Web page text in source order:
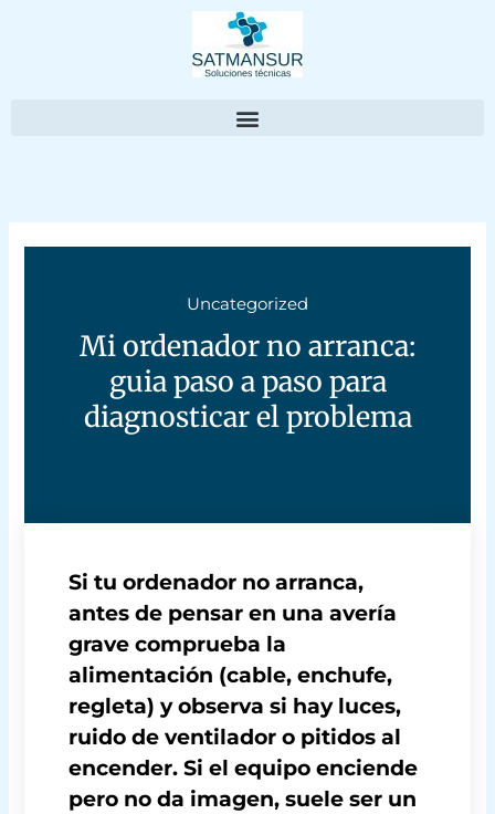
Uncategorized
Mi ordenador no arranca:
guia paso a paso para
diagnosticar el problema
Si tu ordenador no arranca,
antes de pensar en una avería
grave comprueba la
alimentación (cable, enchufe,
regleta) y observa si hay luces,
ruido de ventilador o pitidos al
encender. Si el equipo enciende
pero no da imagen, suele ser un